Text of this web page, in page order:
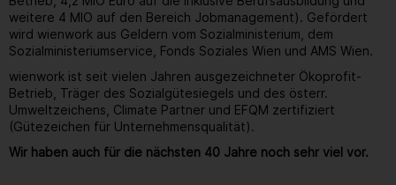
weitere 4 MIO auf den Bereich Jobmanagement). Gefördert
wird wienwork aus Geldern vom Sozialministerium, dem
Sozialministeriumservice, Fonds Soziales Wien und AMS Wien.
wienwork ist seit vielen Jahren ausgezeichneter Ökoprofit-
Betrieb, Träger des Sozialgütesiegels und des österr.
Umweltzeichens, Climate Partner und EFQM zertifiziert
(Gütezeichen für Unternehmensqualität).
Wir haben auch für die nächsten 40 Jahre noch sehr viel vor.